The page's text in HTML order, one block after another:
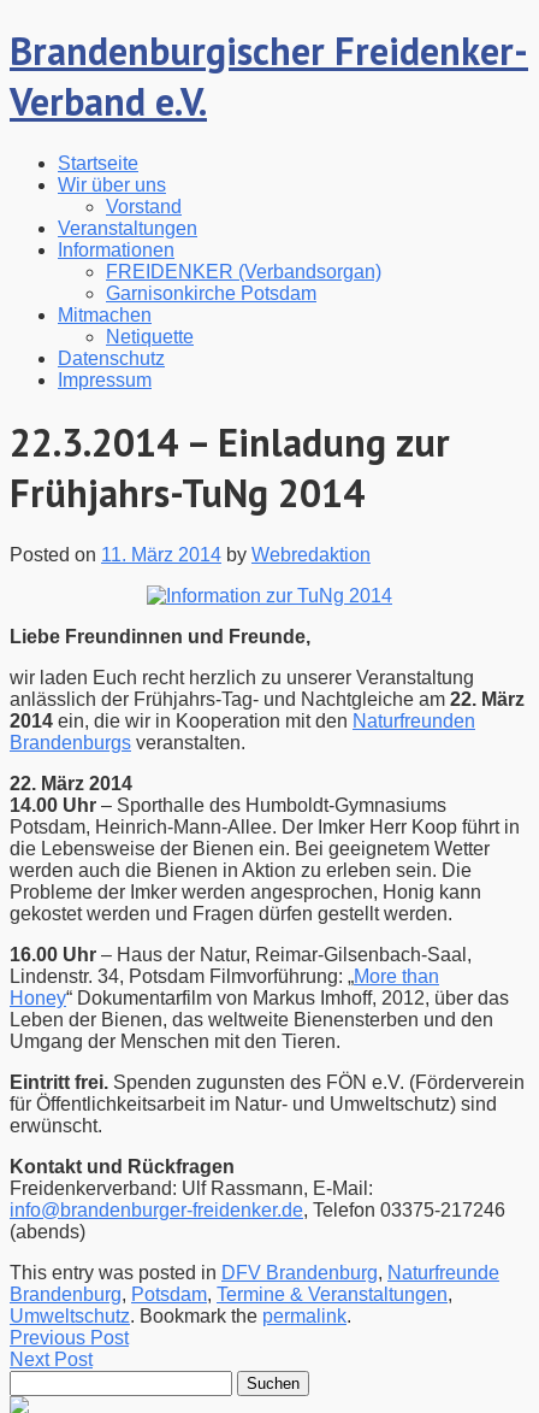
Brandenburgischer Freidenker-
Verband e.V.
Startseite
Wir über uns
Vorstand
Veranstaltungen
Informationen
FREIDENKER (Verbandsorgan)
Garnisonkirche Potsdam
Mitmachen
Netiquette
Datenschutz
Impressum
22.3.2014 – Einladung zur
Frühjahrs-TuNg 2014
Posted on 11. März 2014 by Webredaktion
Liebe Freundinnen und Freunde,
wir laden Euch recht herzlich zu unserer Veranstaltung
anlässlich der Frühjahrs-Tag- und Nachtgleiche am 22. März
2014 ein, die wir in Kooperation mit den Naturfreunden
Brandenburgs veranstalten.
22. März 2014
14.00 Uhr – Sporthalle des Humboldt-Gymnasiums
Potsdam, Heinrich-Mann-Allee. Der Imker Herr Koop führt in
die Lebensweise der Bienen ein. Bei geeignetem Wetter
werden auch die Bienen in Aktion zu erleben sein. Die
Probleme der Imker werden angesprochen, Honig kann
gekostet werden und Fragen dürfen gestellt werden.
16.00 Uhr – Haus der Natur, Reimar-Gilsenbach-Saal,
Lindenstr. 34, Potsdam Filmvorführung: „More than
Honey“ Dokumentarfilm von Markus Imhoff, 2012, über das
Leben der Bienen, das weltweite Bienensterben und den
Umgang der Menschen mit den Tieren.
Eintritt frei. Spenden zugunsten des FÖN e.V. (Förderverein
für Öffentlichkeitsarbeit im Natur- und Umweltschutz) sind
erwünscht.
Kontakt und Rückfragen
Freidenkerverband: Ulf Rassmann, E-Mail:
info@brandenburger-freidenker.de, Telefon 03375-217246
(abends)
This entry was posted in DFV Brandenburg, Naturfreunde
Brandenburg, Potsdam, Termine & Veranstaltungen,
Umweltschutz. Bookmark the permalink.
Previous Post
Next Post
nach: